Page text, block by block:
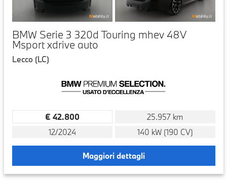
BMW Serie 3 320d Touring mhev 48V
Msport xdrive auto
Lecco (LC)
€ 42.800
25.957 km
12/2024
140 kW (190 CV)
Maggiori dettagli